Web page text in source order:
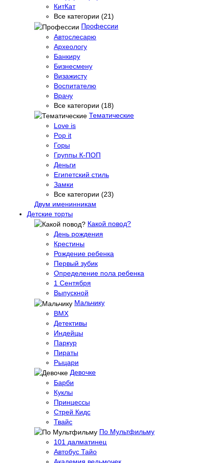
КитКат
Все категории (21)
Профессии
Автослесарю
Археологу
Банкиру
Бизнесмену
Визажисту
Воспитателю
Врачу
Все категории (18)
Тематические
Love is
Pop it
Горы
Группы К-ПОП
Деньги
Египетский стиль
Замки
Все категории (23)
Двум именинникам
Детские торты
Какой повод?
День рождения
Крестины
Рождение ребенка
Первый зубик
Определение пола ребенка
1 Сентября
Выпускной
Мальчику
BMX
Детективы
Индейцы
Паркур
Пираты
Рыцари
Девочке
Барби
Куклы
Принцессы
Стрей Кидс
Твайс
По Мультфильму
101 далматинец
Автобус Тайо